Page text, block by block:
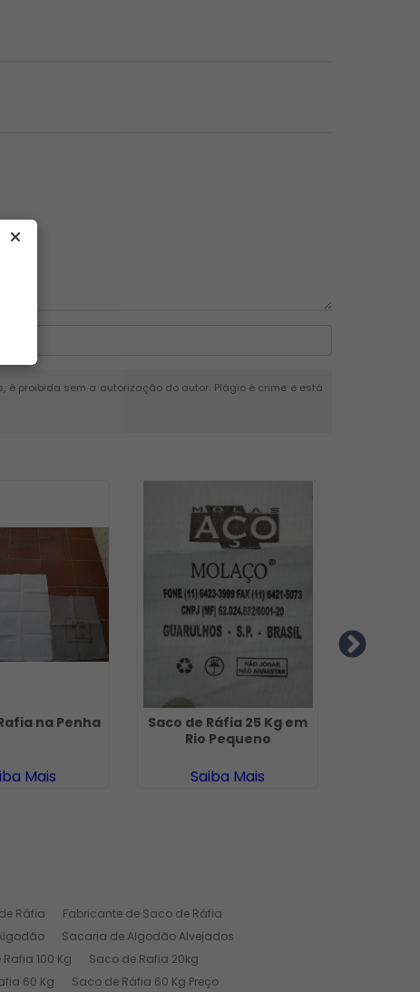
é proibida sem a autorização do autor. Plágio é crime e está
na Penha
Mais
Saco de Ráfia 25 Kg em
Rio Pequeno
Saiba Mais
Ráfia
Fabricante de Saco de Ráfia
Sacaria de Algodão Alvejados
100 Kg
Saco de Rafia 20kg
60 Kg Saco de Ráfia 60 Kg Preço